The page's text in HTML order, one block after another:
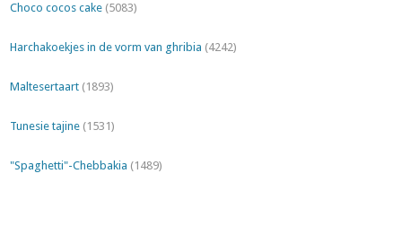
Choco cocos cake (5083)
Harchakoekjes in de vorm van ghribia (4242)
Maltesertaart (1893)
Tunesie tajine (1531)
"Spaghetti"-Chebbakia (1489)